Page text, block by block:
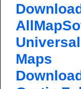
Universal
Maps